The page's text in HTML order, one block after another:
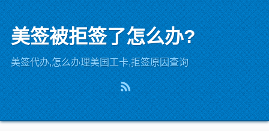
美签被拒签了怎么办?
美签代办,怎么办理美国工卡,拒签原因查询